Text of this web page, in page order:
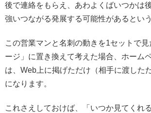
後で連絡をもらえ、あわよくばいつかは
強いつながる発展する可能性があるとい
この営業マンと名刺の動きを1セットで
ージ」に置き換えて考えた場合、ホーム
は、Web上に掲げただけ（相手に渡した
になります。
これさえしておけば、「いつか見てくれ